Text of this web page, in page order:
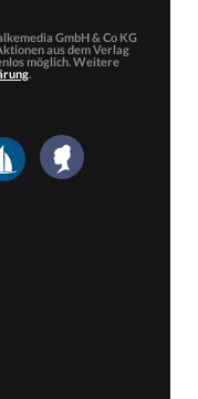
GmbH & Co KG
aus dem Verlag
möglich. Weitere
.